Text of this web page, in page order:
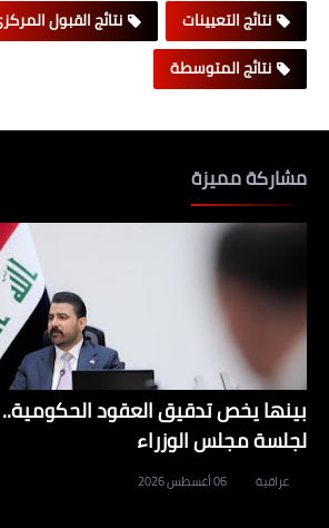
نتائج التعيينات
نتائج القبول
نتائج المتوسطة
مشاركة مميزة
بينها يخص تدقيق العقود الحكومية..
لجلسة مجلس الوزراء
عراقية 06 أغسطس 2026